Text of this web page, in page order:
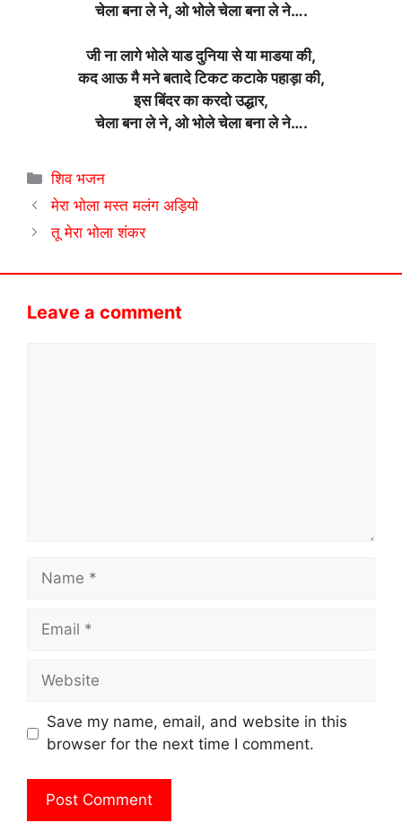
चेला बना ले ने, ओ भोले चेला बना ले ने….
जी ना लागे भोले याड दुनिया से या माडया की,
कद आऊ मै मने बतादे टिकट कटाके पहाड़ा की,
इस बिंदर का करदो उद्धार,
चेला बना ले ने, ओ भोले चेला बना ले ने….
Categories
शिव भजन
मेरा भोला मस्त मलंग अड़ियो
तू मेरा भोला शंकर
Leave a comment
Name
Email
Website
Save my name, email, and website in this
browser for the next time I comment.